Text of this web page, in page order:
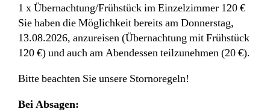
1 x Übernachtung/Frühstück im Einzelzimmer 120 €
Sie haben die Möglichkeit bereits am Donnerstag,
13.08.2026, anzureisen (Übernachtung mit Frühstück
120 €) und auch am Abendessen teilzunehmen (20 €).
Bitte beachten Sie unsere Stornoregeln!
Bei Absagen: